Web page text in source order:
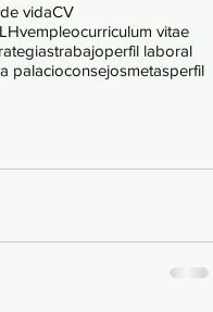
vidaCV
Hvempleocurriculum vitae
trabajoperfil laboral
palacioconsejosmetasperfil